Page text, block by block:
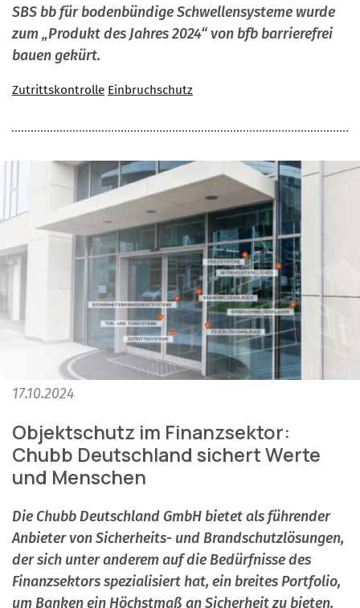
SBS bb für bodenbündige Schwellensysteme wurde
zum „Produkt des Jahres 2024“ von bfb barrierefrei
bauen gekürt.
Zutrittskontrolle Einbruchschutz
17.10.2024
Objektschutz im Finanzsektor:
Chubb Deutschland sichert Werte
und Menschen
Die Chubb Deutschland GmbH bietet als führender
Anbieter von Sicherheits- und Brandschutzlösungen,
der sich unter anderem auf die Bedürfnisse des
Finanzsektors spezialisiert hat, ein breites Portfolio,
um Banken ein Höchstmaß an Sicherheit zu bieten.